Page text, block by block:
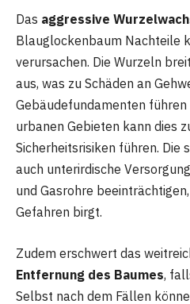
Das aggressive
Blauglockenbaum Nachteile
verursachen. Die Wurzeln
aus, was zu Schäden an
Gebäudefundamenten führen
urbanen Gebieten kann dies
Sicherheitsrisiken führen. Die
auch unterirdische
und Gasrohre
Gefahren birgt.
Zudem erschwert das
Entfernung des Baumes,
Selbst nach dem Fällen